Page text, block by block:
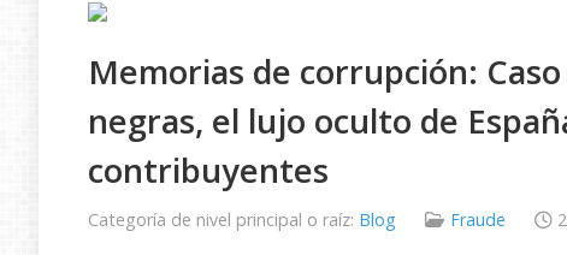
Memorias de corrupción:
negras, el lujo oculto de
contribuyentes
Categoría de nivel principal o raíz: Blog Fraude